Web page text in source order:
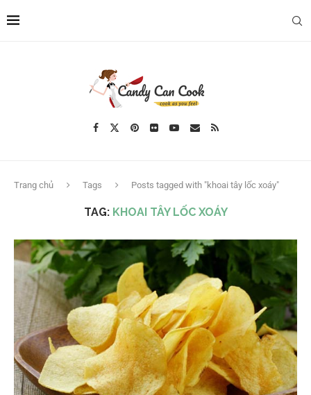
Trang chủ Tags Posts tagged with "khoai tây lốc xoáy"
TAG: KHOAI TÂY LỐC XOÁY